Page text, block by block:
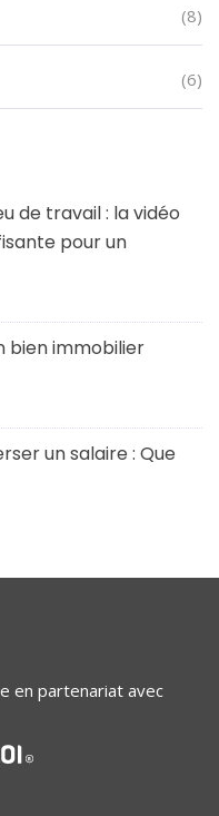
(8)
(6)
de travail : la vidéo
pour un
bien immobilier
un salaire : Que
en partenariat avec